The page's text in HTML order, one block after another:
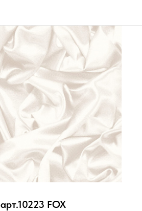
FOX